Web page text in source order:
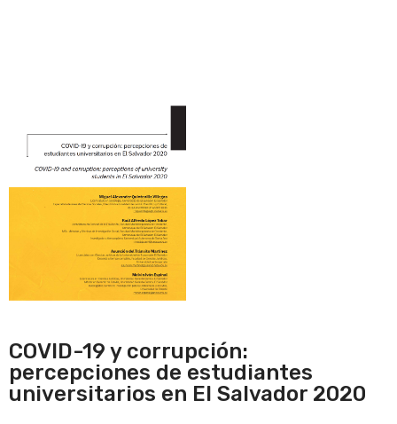
COVID-19 y corrupción:
percepciones de estudiantes
universitarios en El Salvador 2020